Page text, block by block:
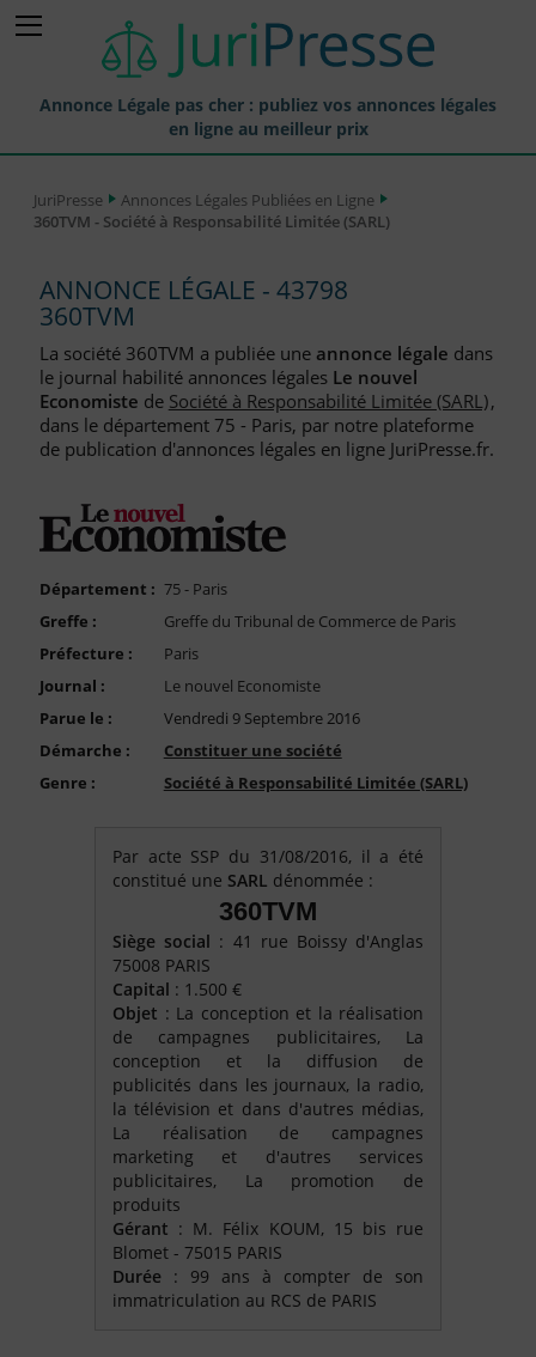
Annonce Légale pas cher : publiez vos annonces légales
en ligne au meilleur prix
Annonces Légales Publiées
Journaux Habilités (JAL) Annonces Légales
Départements pour la Publication d'Annonces Légales
Liste des Greffes
Liste des CCI
FAQ
Nous Contacter
Compte PRO
JuriPresse
Annonces Légales Publiées en Ligne
360TVM - Société à Responsabilité Limitée (SARL)
ANNONCE LÉGALE - 43798
360TVM
La société 360TVM a publiée une annonce légale dans
le journal habilité annonces légales Le nouvel
Economiste de Société à Responsabilité Limitée (SARL),
dans le département 75 - Paris, par notre plateforme
de publication d'annonces légales en ligne JuriPresse.fr.
Département : 75 - Paris
Greffe :
Greffe du Tribunal de Commerce de Paris
Préfecture :
Paris
Journal :
Le nouvel Economiste
Parue le :
Vendredi 9 Septembre 2016
Démarche :
Constituer une société
Genre :
Société à Responsabilité Limitée (SARL)
Par acte SSP du 31/08/2016, il a été
constitué une SARL dénommée :
360TVM
Siège social : 41 rue Boissy d'Anglas
75008 PARIS
Capital : 1.500 €
Objet : La conception et la réalisation
de campagnes publicitaires, La
conception et la diffusion de
publicités dans les journaux, la radio,
la télévision et dans d'autres médias,
La réalisation de campagnes
marketing et d'autres services
publicitaires, La promotion de
produits
Gérant : M. Félix KOUM, 15 bis rue
Blomet - 75015 PARIS
Durée : 99 ans à compter de son
immatriculation au RCS de PARIS